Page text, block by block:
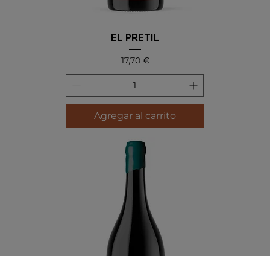
EL PRETIL
Precio
17,70 €
Agregar al carrito